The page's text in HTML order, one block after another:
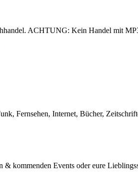
ACHTUNG: Kein Handel mit
Fernsehen, Internet, Bücher,
& kommenden Events oder eure